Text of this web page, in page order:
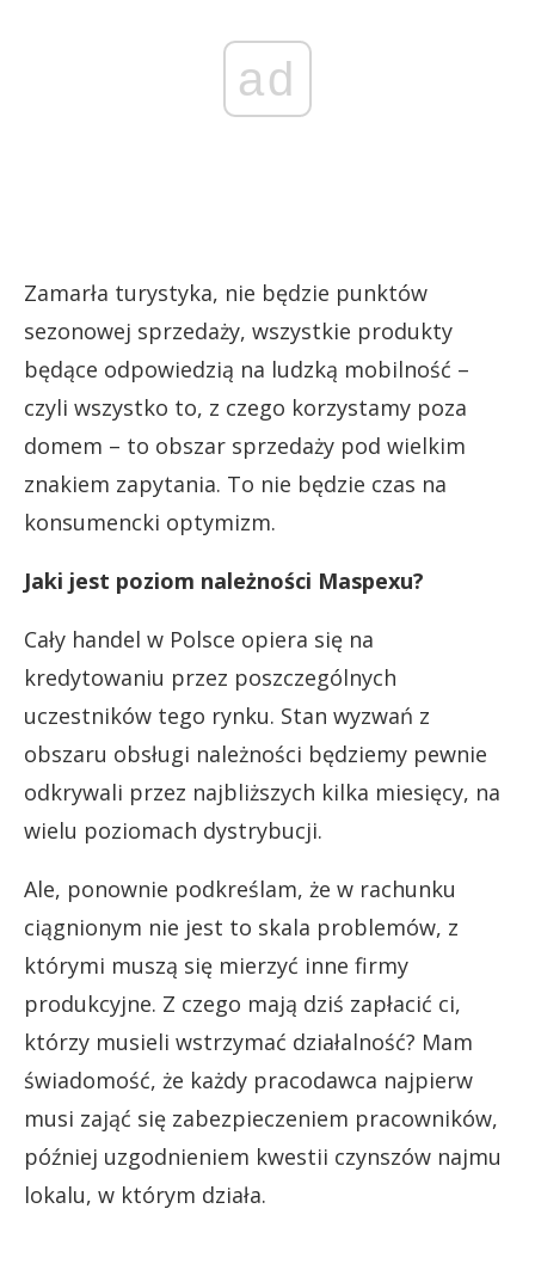
ad
Zamarła turystyka, nie będzie punktów
sezonowej sprzedaży, wszystkie produkty
będące odpowiedzią na ludzką mobilność –
czyli wszystko to, z czego korzystamy poza
domem – to obszar sprzedaży pod wielkim
znakiem zapytania. To nie będzie czas na
konsumencki optymizm.
Jaki jest poziom należności Maspexu?
Cały handel w Polsce opiera się na
kredytowaniu przez poszczególnych
uczestników tego rynku. Stan wyzwań z
obszaru obsługi należności będziemy pewnie
odkrywali przez najbliższych kilka miesięcy, na
wielu poziomach dystrybucji.
Ale, ponownie podkreślam, że w rachunku
ciągnionym nie jest to skala problemów, z
którymi muszą się mierzyć inne firmy
produkcyjne. Z czego mają dziś zapłacić ci,
którzy musieli wstrzymać działalność? Mam
świadomość, że każdy pracodawca najpierw
musi zająć się zabezpieczeniem pracowników,
później uzgodnieniem kwestii czynszów najmu
lokalu, w którym działa.